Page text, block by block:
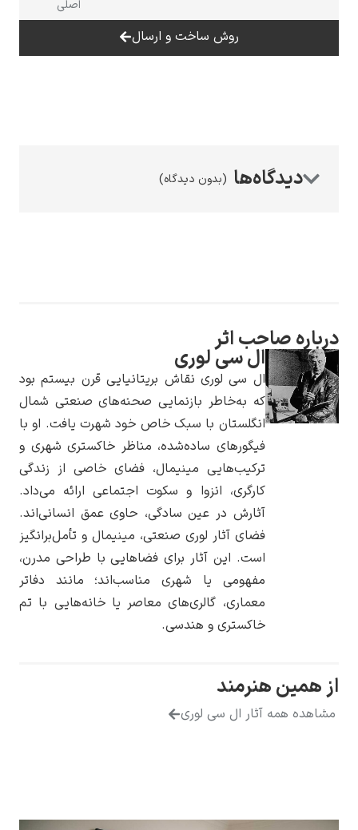
پیر آگوست رنوآر
روش ساخت و ارسال
(بدون دیدگاه)
اثر
ال سی لوری
ال سی لوری نقاش بریتانیایی قرن بیستم بود
که به‌خاطر بازنمایی صحنه‌های صنعتی شمال
انگلستان با سبک خاص خود شهرت یافت. او با
فیگورهای ساده‌شده، مناظر خاکستری شهری و
ترکیب‌هایی مینیمال، فضای خاصی از زندگی
کارگری، انزوا و سکوت اجتماعی ارائه می‌داد.
آثارش در عین سادگی، حاوی عمق انسانی‌اند.
فضای آثار لوری صنعتی، مینیمال و تأمل‌برانگیز
است. این آثار برای فضاهایی با طراحی مدرن،
مفهومی یا شهری مناسب‌اند؛ مانند دفاتر
معماری، گالری‌های معاصر یا خانه‌هایی با تم
خاکستری و هندسی.
هنرمند
آثار ال سی لوری